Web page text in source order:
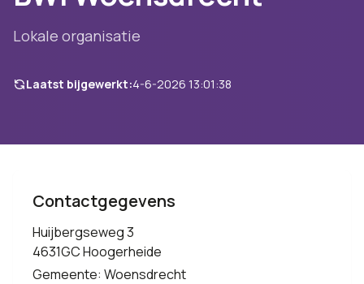
Lokale organisatie
Laatst bijgewerkt:4-6-2026 13:01:38
Contactgegevens
Huijbergseweg 3
4631GC Hoogerheide
Gemeente: Woensdrecht